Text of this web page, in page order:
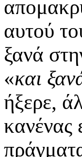
αυτού
ξανά
«και
ήξερε,
κανένας